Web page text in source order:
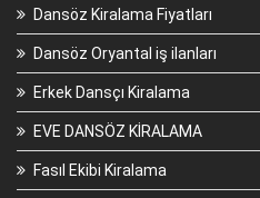
Dansöz Kiralama Fiyatları
Dansöz Oryantal iş ilanları
Erkek Dansçı Kiralama
EVE DANSÖZ KİRALAMA
Fasıl Ekibi Kiralama